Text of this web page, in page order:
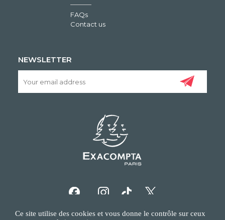
FAQs
Contact us
NEWSLETTER
Ce site utilise des cookies et vous donne le contrôle sur ceux